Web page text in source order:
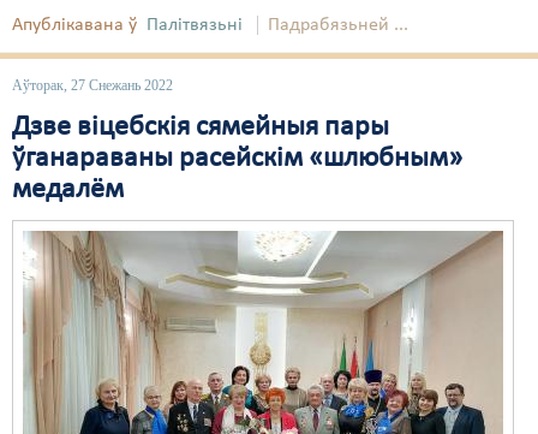
Апублікавана ў Палітвязьні Падрабязьней ...
Аўторак, 27 Снежань 2022
Дзве віцебскія сямейныя пары
ўганараваны расейскім «шлюбным»
медалём